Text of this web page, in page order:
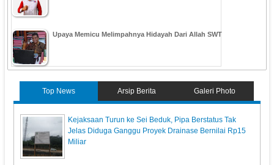
Upaya Memicu Melimpahnya Hidayah Dari Allah SWT
Top News Arsip Berita Galeri Photo
Kejaksaan Turun ke Sei Beduk, Pipa Berstatus Tak
Jelas Diduga Ganggu Proyek Drainase Bernilai Rp15
Miliar